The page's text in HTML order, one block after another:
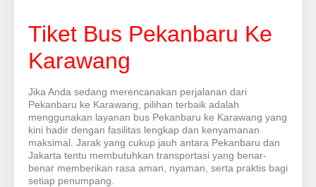
Tiket Bus Pekanbaru Ke
Karawang
Jika Anda sedang merencanakan perjalanan dari
Pekanbaru ke Karawang, pilihan terbaik adalah
menggunakan layanan bus Pekanbaru ke Karawang yang
kini hadir dengan fasilitas lengkap dan kenyamanan
maksimal. Jarak yang cukup jauh antara Pekanbaru dan
Jakarta tentu membutuhkan transportasi yang benar-
benar memberikan rasa aman, nyaman, serta praktis bagi
setiap penumpang.